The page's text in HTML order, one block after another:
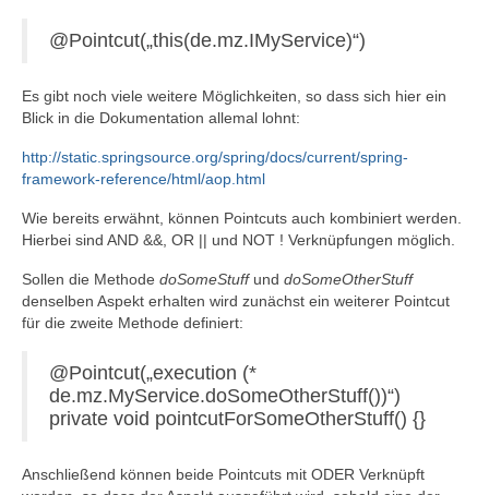
@Pointcut(„this(de.mz.IMyService)“)
Es gibt noch viele weitere Möglichkeiten, so dass sich hier ein
Blick in die Dokumentation allemal lohnt:
http://static.springsource.org/spring/docs/current/spring-
framework-reference/html/aop.html
Wie bereits erwähnt, können Pointcuts auch kombiniert werden.
Hierbei sind AND &&, OR || und NOT ! Verknüpfungen möglich.
Sollen die Methode doSomeStuffund doSomeOtherStuff
denselben Aspekt erhalten wird zunächst ein weiterer Pointcut
für die zweite Methode definiert:
@Pointcut(„execution (*
de.mz.MyService.doSomeOtherStuff())“)
private void pointcutForSomeOtherStuff() {}
Anschließend können beide Pointcuts mit ODER Verknüpft